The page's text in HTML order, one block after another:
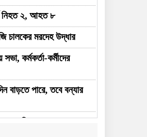
নিহত ২, আহত ৮
চালকের মরদেহ উদ্ধার
কর্মকর্তা-কর্মীদের
বাড়তে পারে, তবে বন্যার
গরু চুরি